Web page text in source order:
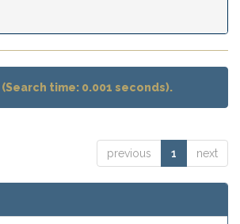
(Search time: 0.001 seconds).
previous 1 next